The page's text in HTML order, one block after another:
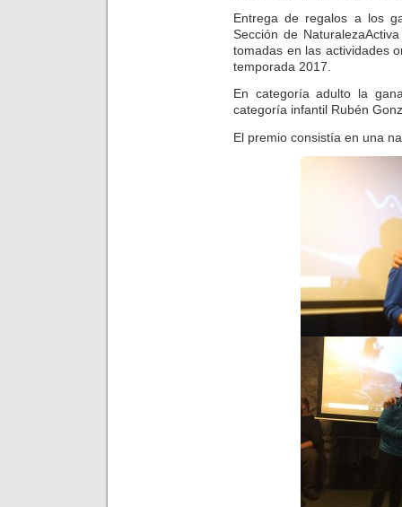
Entrega de regalos a los
Sección de
tomadas en las actividades
temporada 2017.
En categoría adulto la
categoría infantil Rubén
El premio consistía en una